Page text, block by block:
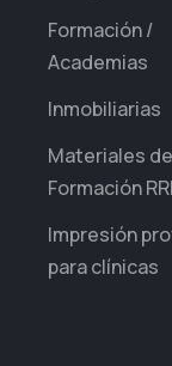
Formación /
Academias
Inmobiliarias
Materiales de
Formación
Impresión
para clínicas